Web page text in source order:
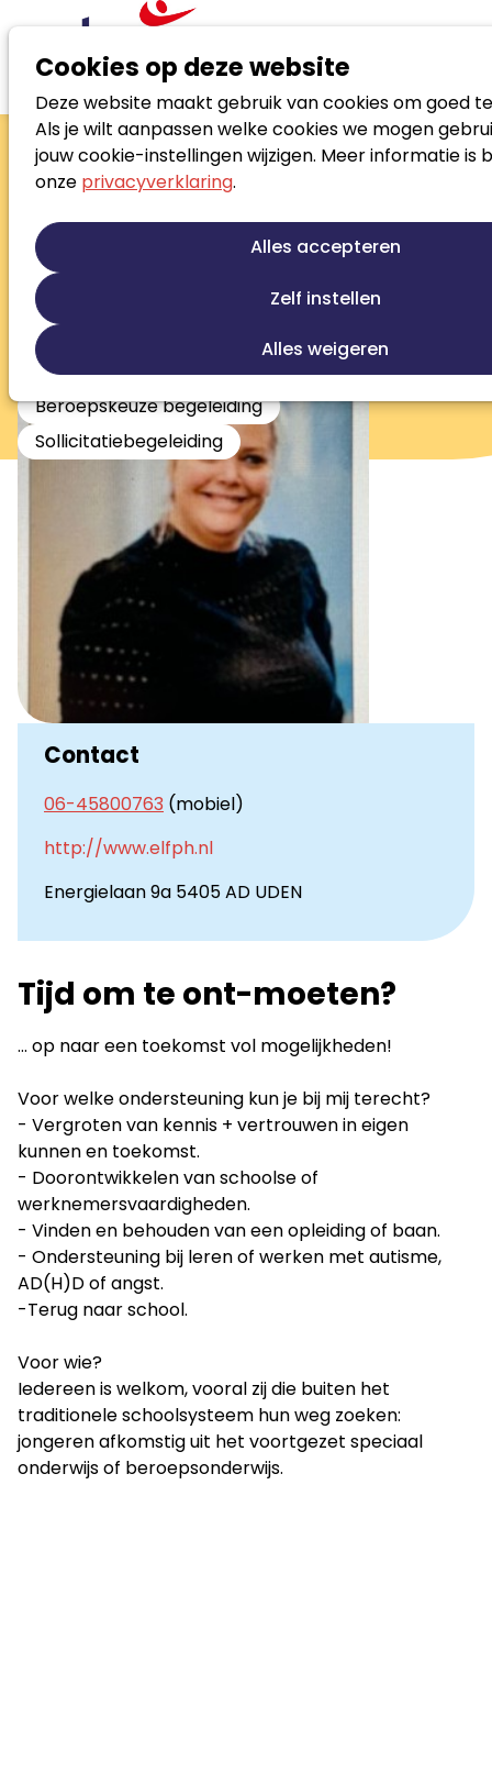
Cookies op deze website
Deze website maakt gebruik van cookies om goed
Als je wilt aanpassen welke cookies we mogen
jouw cookie-instellingen wijzigen. Meer informatie is
onze privacyverklaring.
Alles accepteren
Zelf instellen
Alles weigeren
Zoek loopbaanspecialist
Debby van den
Boogaard
RL-Register Loopbaanprofessional
Loopbaanontwikkeling
Persoonlijke ontwikkeling
Re-integratie
Werkfit trajecten
Outplacement
Studiekeuze begeleiding
Beroepskeuze begeleiding
Sollicitatiebegeleiding
Contact
06-45800763 (mobiel)
http://www.elfph.nl
Energielaan 9a 5405 AD UDEN
Tijd om te ont-moeten?
... op naar een toekomst vol mogelijkheden!
Voor welke ondersteuning kun je bij mij terecht?
- Vergroten van kennis + vertrouwen in eigen
kunnen en toekomst.
- Doorontwikkelen van schoolse of
werknemersvaardigheden.
- Vinden en behouden van een opleiding of baan.
- Ondersteuning bij leren of werken met autisme,
AD(H)D of angst.
-Terug naar school.
Voor wie?
Iedereen is welkom, vooral zij die buiten het
traditionele schoolsysteem hun weg zoeken:
jongeren afkomstig uit het voortgezet speciaal
onderwijs of beroepsonderwijs.